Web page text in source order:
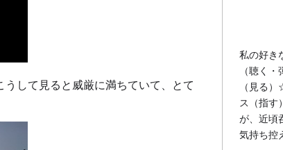
して見ると威厳に満ちていて、とて
私の好き
（聴く
（見る
ス（指
が、近頃
気持ち控